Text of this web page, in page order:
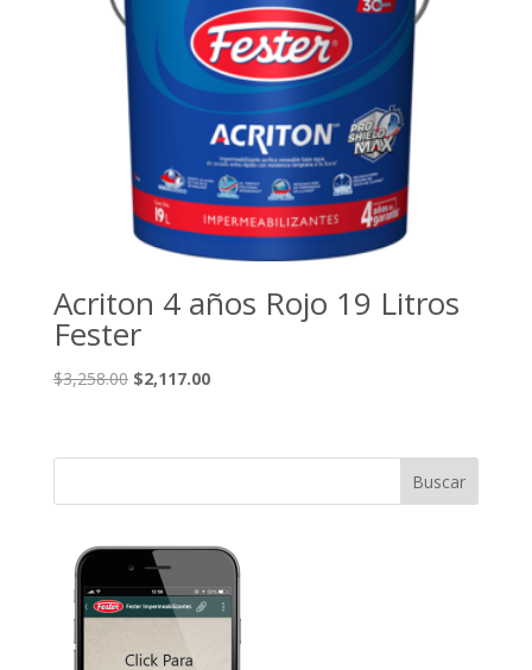
Acriton 4 años Rojo 19 Litros
Fester
$3,258.00 El
era:
$2,117.00El
es: